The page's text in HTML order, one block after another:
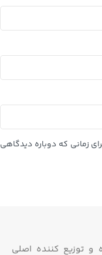
زمانی که دوباره دیدگاهی
و توزیع کننده اصلی